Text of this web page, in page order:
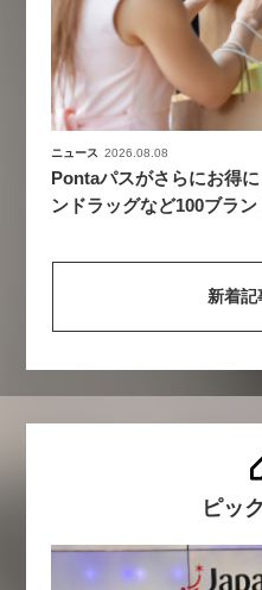
ニュース 2026.08.08
Pontaパスがさらにお得
ンドラッグなど100ブラ
新着記
ピッ